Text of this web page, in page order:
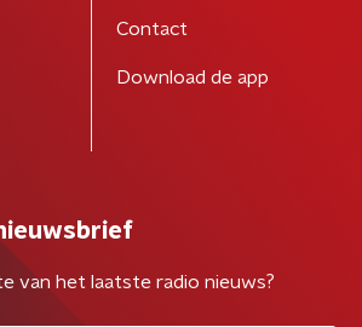
Contact
Download de app
van het laatste radio nieuws?